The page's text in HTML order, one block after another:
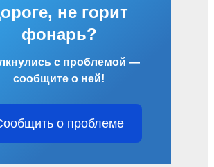
не горит
фонарь?
с проблемой —
сообщите о ней!
о проблеме